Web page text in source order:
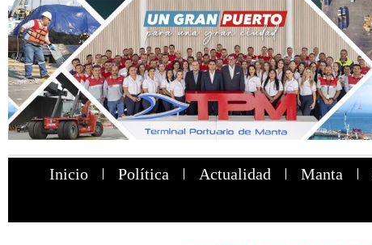
Inicio Política Actualidad Manta